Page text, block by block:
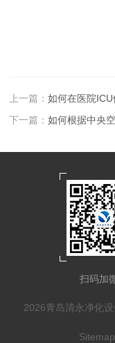
上一篇：如何在医院
下一篇：如何根据中央
扫码加
2026青岛清永净化